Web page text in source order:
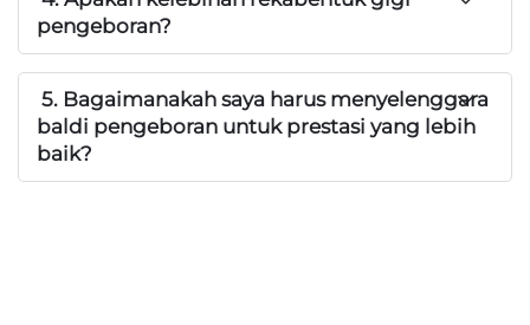
pengeboran?
5. Bagaimanakah saya harus menyelenggara
baldi pengeboran untuk prestasi yang lebih
baik?